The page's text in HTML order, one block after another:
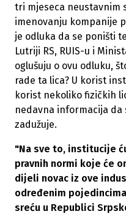
tri mjeseca neustavnim
imenovanju kompanije
je odluka da se poništi
Lutriji RS, RUIS-u i
oglušuju o ovu odluku,
rade ta lica? U korist
korist nekoliko fizičkih
nedavna informacija da
zadužuje.
"Na sve to, institucije
pravnih normi koje će
dijeli novac iz ove
određenim
sreću u Republici